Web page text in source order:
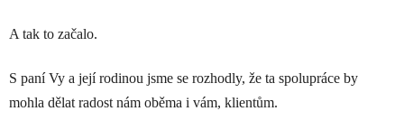
A tak to začalo.
S paní Vy a její rodinou jsme se rozhodly, že ta spolupráce by
mohla dělat radost nám oběma i vám, klientům.